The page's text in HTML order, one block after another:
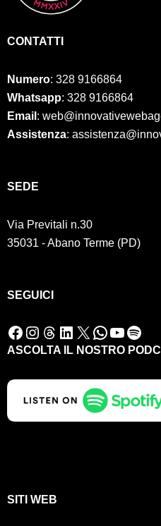
CONTATTI
Numero: 328 9166864
Whatsapp: 328 9166864
Email :
Assistenza:
SED E
Via Previtali n.30
35031 - Abano Terme (PD)
SEGUICI
Facebook Instagram Threads LinkedIn X WhatsApp YouTube Spotify
ASCOLTA IL NOSTRO
SITI WEB